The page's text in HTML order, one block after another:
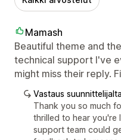
Mamash
Beautiful theme and
technical support I've
might miss their reply.
Vastaus suunnittelijalta
Thank you so much
thrilled to hear you're
support team could